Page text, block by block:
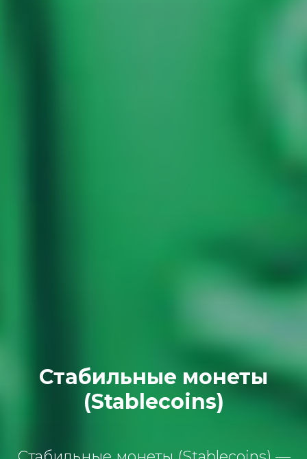
Стабильные монеты
(Stablecoins)